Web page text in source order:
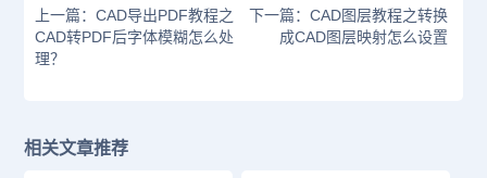
上一篇：CAD导出PDF教程之
CAD转PDF后字体模糊怎么处
理？
下一篇：CAD图层教程之转换
成CAD图层映射怎么设置
相关文章推荐